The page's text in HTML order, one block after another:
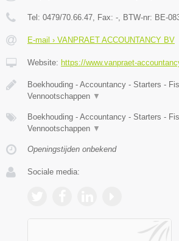
Tel: 0479/70.66.47 , Fax: - , BTW-nr: BE-
E-mail › VANPRAET ACCOUNTANCY BV
Website: https://www.vanpraet-
Boekhouding - Accountancy - Starters -
Vennootschappen ▼
Boekhouding - Accountancy - Starters -
Vennootschappen ▼
Openingstijden onbekend
Sociale media: